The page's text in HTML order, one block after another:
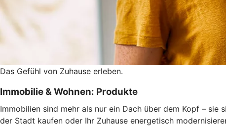
Das Gefühl von Zuhause erleben.
Immobilie & Wohnen: Produkte
Immobilien sind mehr als nur ein Dach über dem Kopf – sie
der Stadt kaufen oder Ihr Zuhause energetisch